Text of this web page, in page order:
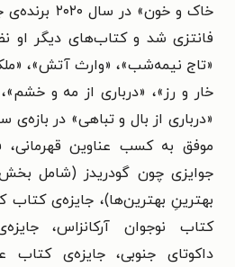
خاک و خون»
فانتزی شد و کتاب‌های دیگر او
«تاج نیمه‌شب»، «وارث آتش»،
خار و رز»، «درباری از مه و
موفق به کسب عناوین قهرمانی،
جوایزی چون گودریدز (شامل
بهترینِ بهترین‌ها)، جایزه‌ی کتاب
کتاب نوجوان آرکانزاس،
داکوتای جنوبی، جایزه‌ی کتاب